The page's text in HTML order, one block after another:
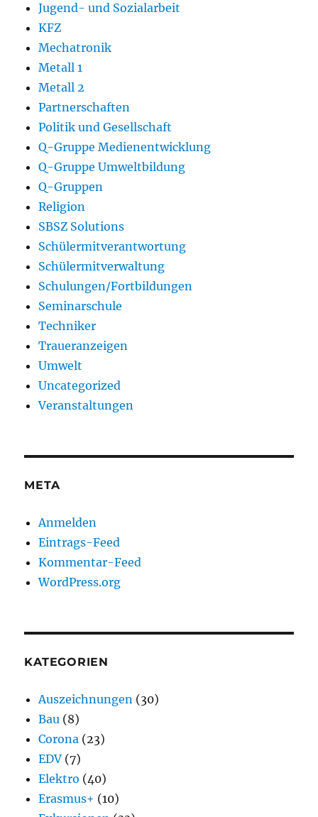
Jugend- und Sozialarbeit
KFZ
Mechatronik
Metall 1
Metall 2
Partnerschaften
Politik und Gesellschaft
Q-Gruppe Medienentwicklung
Q-Gruppe Umweltbildung
Q-Gruppen
Religion
SBSZ Solutions
Schülermitverantwortung
Schülermitverwaltung
Schulungen/Fortbildungen
Seminarschule
Techniker
Traueranzeigen
Umwelt
Uncategorized
Veranstaltungen
META
Anmelden
Eintrags-Feed
Kommentar-Feed
WordPress.org
KATEGORIEN
Auszeichnungen (30)
Bau (8)
Corona (23)
EDV (7)
Elektro (40)
Erasmus+ (10)